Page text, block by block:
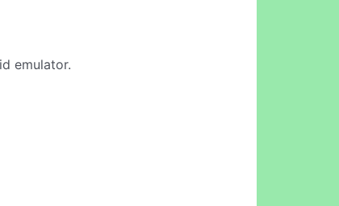
emulator.